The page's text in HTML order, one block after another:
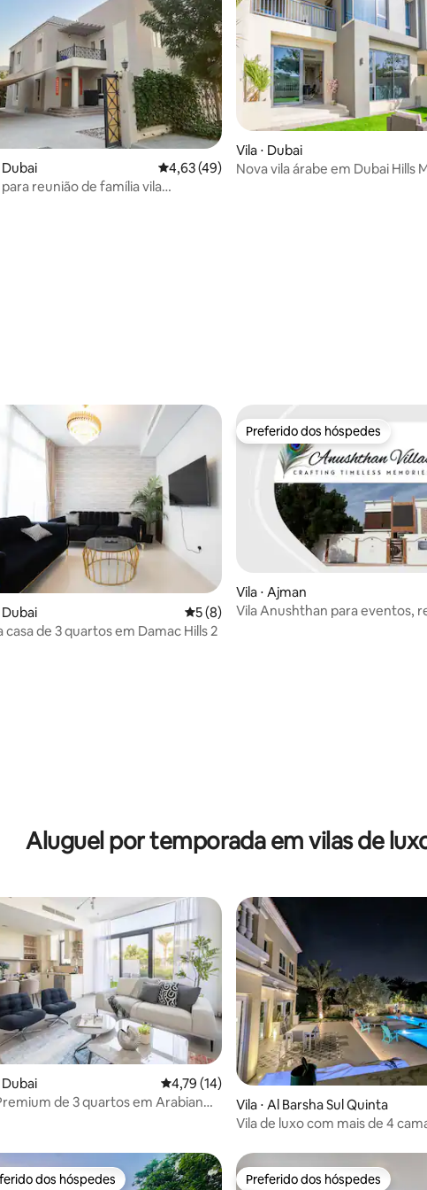
Dubai 4,63 de uma avaliação média de 5, 49
4,63 (49)
reunião de família vila
Vila ⋅ Dubai
Nova vila árabe em Dubai Hills
média de 5, 5 avaliações
Dubai 5 de uma avaliação média de 5, 8
5 (8)
casa de 3 quartos em Damac Hills 2
Preferido dos hóspedes
Preferido dos hóspedes
Vila ⋅ Ajman
Vila Anushthan para eventos,
Aluguel por temporada em vilas de
ficar
Dubai 4,79 de uma avaliação média de 5, 14
4,79 (14)
de 3 quartos em Arabian
Vila ⋅ Al Barsha Sul Quinta
Vila de luxo com mais de 4
churrasqueira
dos hóspedes Preferido dos hóspedes